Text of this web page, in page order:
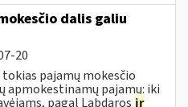
dalis galiu
20
pajamų mokesčio
apmokestinamų pajamų: iki
pagal Labdaros ir